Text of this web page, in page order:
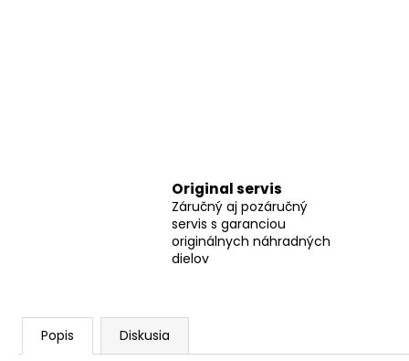
Original servis
Záručný aj pozáručný
servis s garanciou
originálnych náhradných
dielov
Popis Diskusia